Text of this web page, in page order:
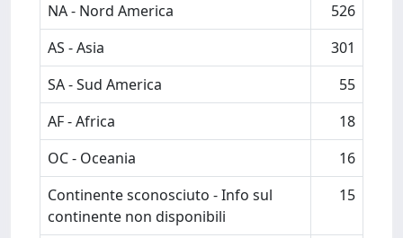
NA - Nord America
526
AS - Asia
301
SA - Sud America
55
AF - Africa
18
OC - Oceania
16
Continente sconosciuto - Info sul
continente non disponibili
15